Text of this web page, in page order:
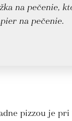
na pečenie,
na pečenie.
pizzou je